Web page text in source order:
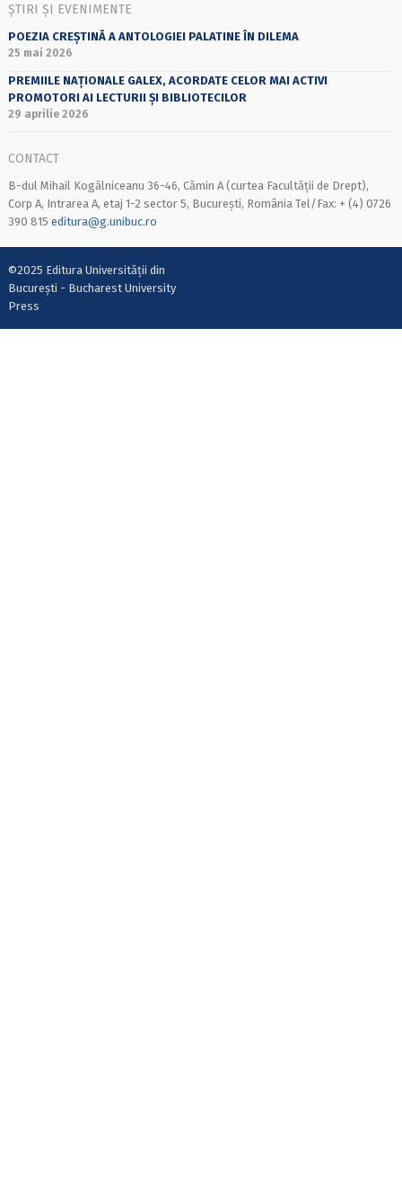
ȘTIRI ȘI EVENIMENTE
POEZIA CREȘTINĂ A ANTOLOGIEI PALATINE ÎN DILEMA
25 mai 2026
PREMIILE NAȚIONALE GALEX, ACORDATE CELOR MAI ACTIVI
PROMOTORI AI LECTURII ȘI BIBLIOTECILOR
29 aprilie 2026
CONTACT
B-dul Mihail Kogălniceanu 36-46, Cămin A (curtea Facultății de Drept),
Corp A, Intrarea A, etaj 1-2 sector 5, București, România Tel/Fax: + (4) 0726
390 815 editura@g.unibuc.ro
©2025 Editura Universității din
București - Bucharest University
Press